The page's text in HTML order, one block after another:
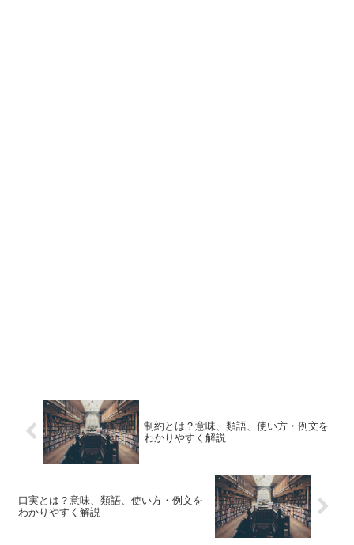
制約とは？意味、類語、使い方・例文を
わかりやすく解説
口実とは？意味、類語、使い方・例文を
わかりやすく解説